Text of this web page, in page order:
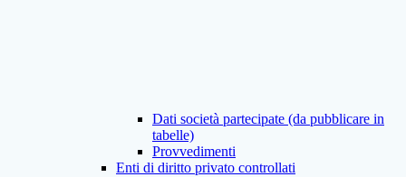
Dati società partecipate (da pubblicare in
tabelle)
Provvedimenti
Enti di diritto privato controllati